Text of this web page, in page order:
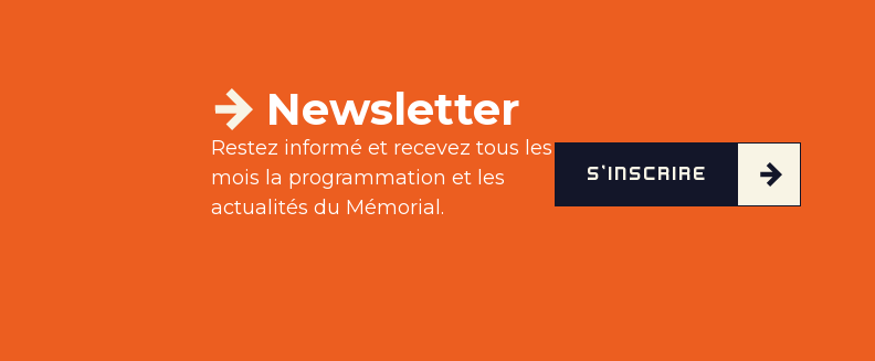
Newsletter
Restez informé et recevez tous les
mois la programmation et les
actualités du Mémorial.
S'INSCRIRE